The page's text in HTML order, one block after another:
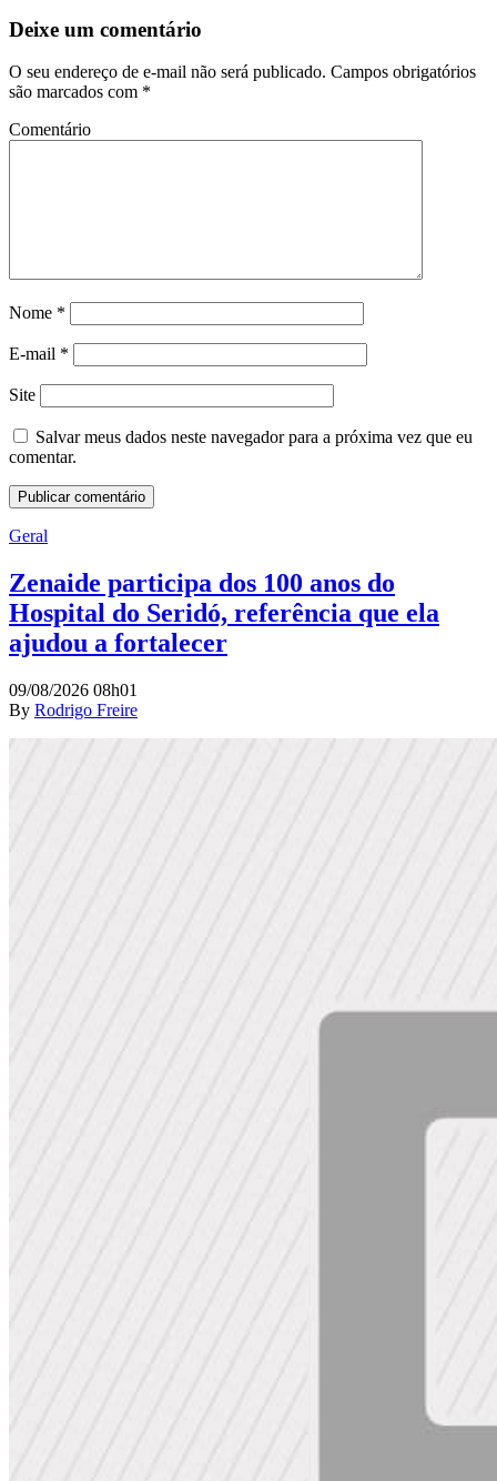
Deixe um comentário
O seu endereço de e-mail não será publicado. Campos obrigatórios
são marcados com *
Comentário
Nome *
E-mail *
Site
Salvar meus dados neste navegador para a próxima vez que eu
comentar.
Geral
Zenaide participa dos 100 anos do
Hospital do Seridó, referência que ela
ajudou a fortalecer
09/08/2026 08h01
By Rodrigo Freire